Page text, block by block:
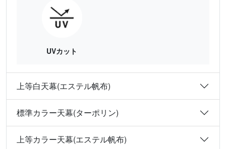
UVカット
上等白天幕(エステル帆布)
標準カラー天幕(ターポリン)
上等カラー天幕(エステル帆布)